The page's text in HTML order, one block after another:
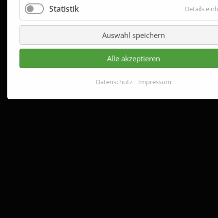
Statistik Details
Auswahl speichern
Alle akzeptieren
Datenschutz Impressum